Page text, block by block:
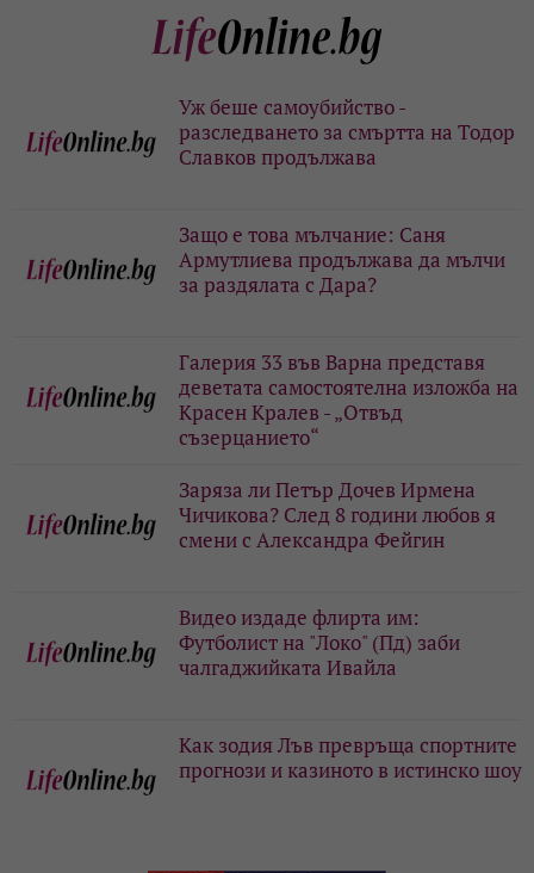
Уж беше самоубийство -
разследването за смъртта на Тодор
Славков продължава
Защо е това мълчание: Саня
Армутлиева продължава да мълчи
за раздялата с Дара?
Галерия 33 във Варна представя
деветата самостоятелна изложба на
Красен Кралев - „Отвъд
съзерцанието“
Заряза ли Петър Дочев Ирмена
Чичикова? След 8 години любов я
смени с Александра Фейгин
Видео издаде флирта им:
Футболист на "Локо" (Пд) заби
чалгаджийката Ивайла
Как зодия Лъв превръща спортните
прогнози и казиното в истинско шоу